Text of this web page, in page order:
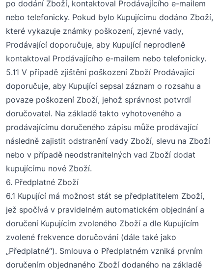
po dodání Zboží, kontaktoval Prodávajícího e-mailem
nebo telefonicky. Pokud bylo Kupujícímu dodáno Zboží,
které vykazuje známky poškození, zjevné vady,
Prodávající doporučuje, aby Kupující neprodleně
kontaktoval Prodávajícího e-mailem nebo telefonicky.
5.11 V případě zjištění poškození Zboží Prodávající
doporučuje, aby Kupující sepsal záznam o rozsahu a
povaze poškození Zboží, jehož správnost potvrdí
doručovatel. Na základě takto vyhotoveného a
prodávajícímu doručeného zápisu může prodávající
následně zajistit odstranění vady Zboží, slevu na Zboží
nebo v případě neodstranitelných vad Zboží dodat
kupujícímu nové Zboží.
6. Předplatné Zboží
6.1 Kupující má možnost stát se předplatitelem Zboží,
jež spočívá v pravidelném automatickém objednání a
doručení Kupujícím zvoleného Zboží a dle Kupujícím
zvolené frekvence doručování (dále také jako
„Předplatné“). Smlouva o Předplatném vzniká prvním
doručením objednaného Zboží dodaného na základě